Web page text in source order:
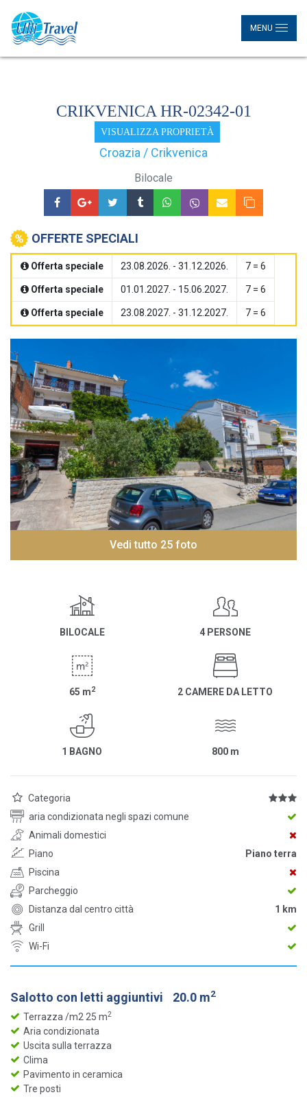
MENU
CRIKVENICA HR-02342-01
VISUALIZZA PROPRIETÀ
Croazia / Crikvenica
Bilocale
OFFERTE SPECIALI
Offerta speciale 23.08.2026. - 31.12.2026. 7 = 6
Offerta speciale 01.01.2027. - 15.06.2027. 7 = 6
Offerta speciale 23.08.2027. - 31.12.2027. 7 = 6
Vedi tutto 25 foto
BILOCALE 4 PERSONE
65 m2 2 CAMERE DA LETTO
1 BAGNO 800 m
Categoria
aria condizionata negli spazi comune
Animali domestici
Piano
Piano terra
Piscina
Parcheggio
Distanza dal centro città
1 km
Grill
Wi-Fi
Salotto con letti aggiuntivi 20.0 m2
Terrazza /m2 25 m2
Aria condizionata
Uscita sulla terrazza
Clima
Pavimento in ceramica
Tre posti